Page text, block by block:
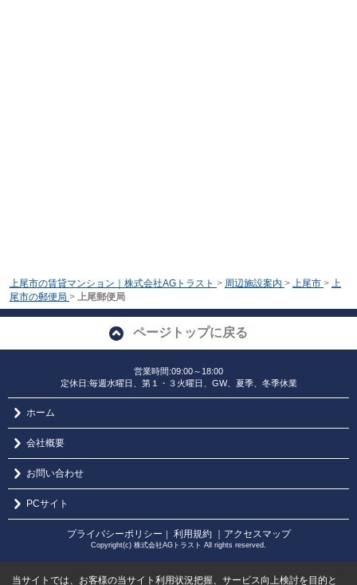
上尾市の賃貸マンション｜株式会社AGトラスト > 周辺施設案内 > 上尾市 > 上
尾市の郵便局 > 上尾郵便局
ページトップに戻る
営業時間:09:00～18:00
定休日:毎週水曜日、第１・３火曜日、GW、夏季、冬季休業
ホーム
会社概要
お問い合わせ
PCサイト
プライバシーポリシー ｜ 利用規約 ｜アクセスマップ
Copyright(c) 株式会社AGトラスト All rights reserved.
当サイトでは、お客様の当サイト利用状況把握、サービス向上検討を目的と